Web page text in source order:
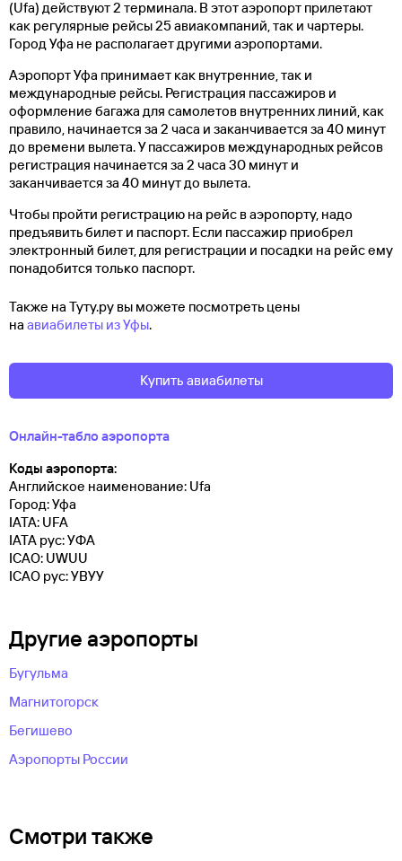
(Ufa) действуют 2 терминала. В этот аэропорт прилетают
как регулярные рейсы 25 авиакомпаний, так и чартеры.
Город Уфа не располагает другими аэропортами.
Аэропорт Уфа принимает как внутренние, так и
международные рейсы. Регистрация пассажиров и
оформление багажа для самолетов внутренних линий, как
правило, начинается за 2 часа и заканчивается за 40 минут
до времени вылета. У пассажиров международных рейсов
регистрация начинается за 2 часа 30 минут и
заканчивается за 40 минут до вылета.
Чтобы пройти регистрацию на рейс в аэропорту, надо
предъявить билет и паспорт. Если пассажир приобрел
электронный билет, для регистрации и посадки на рейс ему
понадобится только паспорт.
Также на Туту.ру вы можете посмотреть цены
на авиабилеты из Уфы.
Купить авиабилеты
Онлайн-табло аэропорта
Коды аэропорта:
Английское наименование: Ufa
Город: Уфа
IATA: UFA
IATA рус: УФА
ICAO: UWUU
ICAO рус: УВУУ
Другие аэропорты
Бугульма
Магнитогорск
Бегишево
Аэропорты России
Смотри также